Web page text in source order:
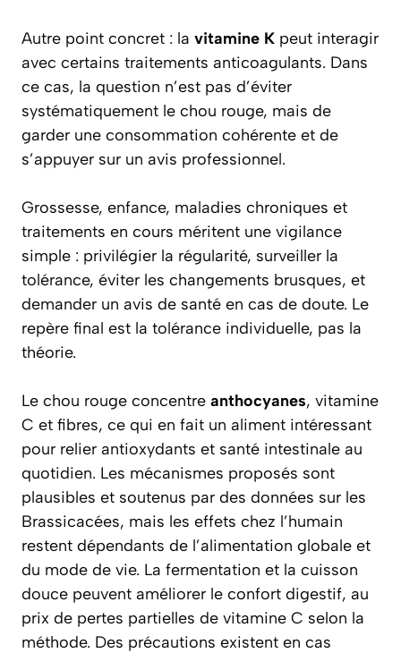
Autre point concret : la vitamine K peut interagir
avec certains traitements anticoagulants. Dans
ce cas, la question n’est pas d’éviter
systématiquement le chou rouge, mais de
garder une consommation cohérente et de
s’appuyer sur un avis professionnel.
Grossesse, enfance, maladies chroniques et
traitements en cours méritent une vigilance
simple : privilégier la régularité, surveiller la
tolérance, éviter les changements brusques, et
demander un avis de santé en cas de doute. Le
repère final est la tolérance individuelle, pas la
théorie.
Le chou rouge concentre anthocyanes, vitamine
C et fibres, ce qui en fait un aliment intéressant
pour relier antioxydants et santé intestinale au
quotidien. Les mécanismes proposés sont
plausibles et soutenus par des données sur les
Brassicacées, mais les effets chez l’humain
restent dépendants de l’alimentation globale et
du mode de vie. La fermentation et la cuisson
douce peuvent améliorer le confort digestif, au
prix de pertes partielles de vitamine C selon la
méthode. Des précautions existent en cas